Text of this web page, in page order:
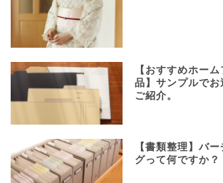
【おすすめホー
品】サンプルで
ご紹介。
【書類整理】バ
グって何ですか？